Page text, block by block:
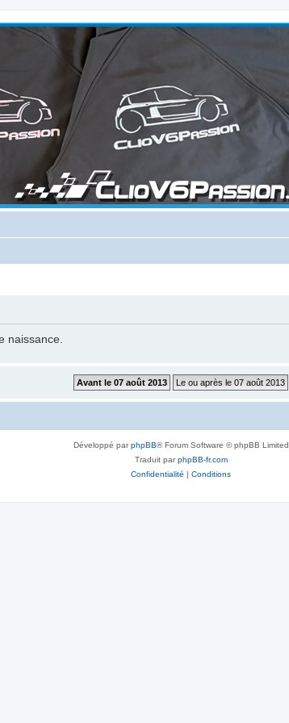
naissance.
Développé parphpBB® Forum Software © phpBB Limited
Traduit parphpBB-fr.com
Confidentialité | Conditions